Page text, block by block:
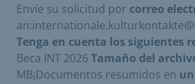
Envíe su solicitud por correo
Tenga en cuenta los siguientes
Beca INT 2026 Tamaño del
MB¡Documentos resumidos en